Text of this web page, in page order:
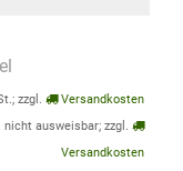
zzgl.
Versandkosten
ausweisbar; zzgl.
Versandkosten